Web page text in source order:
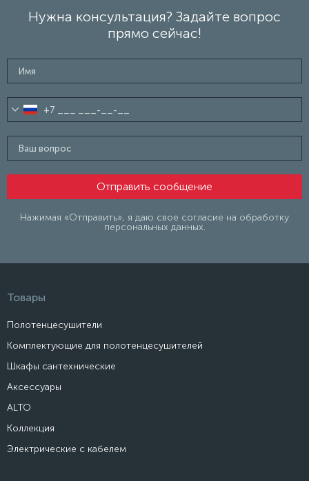
Нужна консультация? Задайте вопрос
прямо сейчас!
Нажимая «Отправить», я даю свое согласие на обработку
персональных данных.
Товары
Полотенцесушители
Комплектующие для полотенцесушителей
Шкафы сантехнические
Аксессуары
ALTO
Коллекция
Электрические с кабелем